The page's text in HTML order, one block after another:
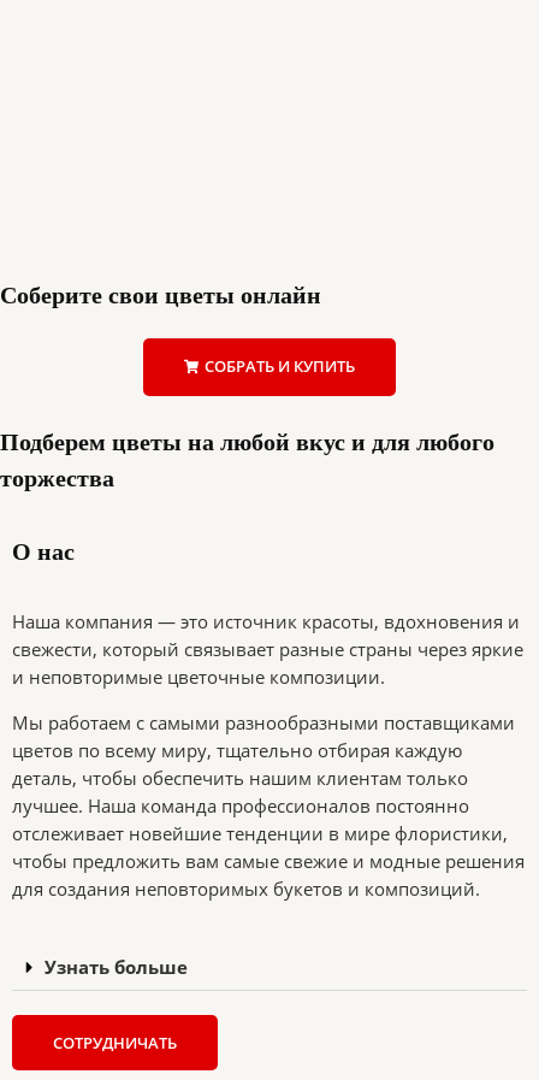
Соберите свои цветы онлайн
СОБРАТЬ И КУПИТЬ
Подберем цветы на любой вкус и для любого
торжества
О нас
Наша компания — это источник красоты, вдохновения и
свежести, который связывает разные страны через яркие
и неповторимые цветочные композиции.
Мы работаем с самыми разнообразными поставщиками
цветов по всему миру, тщательно отбирая каждую
деталь, чтобы обеспечить нашим клиентам только
лучшее. Наша команда профессионалов постоянно
отслеживает новейшие тенденции в мире флористики,
чтобы предложить вам самые свежие и модные решения
для создания неповторимых букетов и композиций.
Узнать больше
СОТРУДНИЧАТЬ